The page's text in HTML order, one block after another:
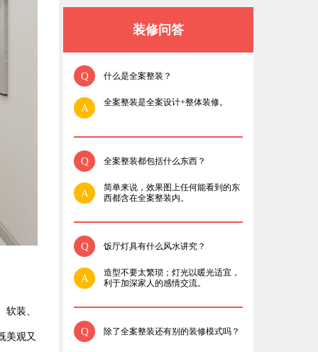
装、
美观又
装修问答
Q 什么是全案整装？
A 全案整装是全案设计+整体装修。
Q 全案整装都包括什么东西？
A
简单来说，效果图上任何能看到的东
西都含在全案整装内。
Q 饭厅灯具有什么风水讲究？
A
造型不要太繁琐；灯光以暖光适宜，
利于加深家人的感情交流。
Q 除了全案整装还有别的装修模式吗？